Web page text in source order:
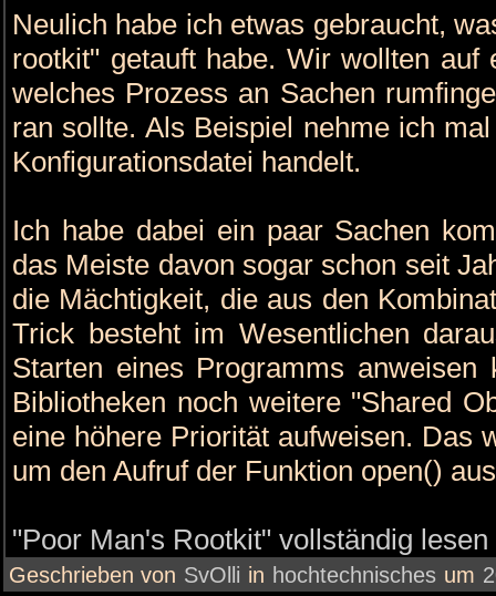
Neulich habe ich etwas gebraucht,
rootkit" getauft habe. Wir wollten auf
welches Prozess an Sachen
ran sollte. Als Beispiel nehme ich
Konfigurationsdatei handelt.
Ich habe dabei ein paar Sachen
das Meiste davon sogar schon seit
die Mächtigkeit, die aus den
Trick besteht im Wesentlichen
Starten eines Programms anweisen
Bibliotheken noch weitere "Shared
eine höhere Priorität aufweisen. Das
um den Aufruf der Funktion open()
"Poor Man's Rootkit" vollständig lesen
Geschrieben von SvOlli in hochtechnisches um